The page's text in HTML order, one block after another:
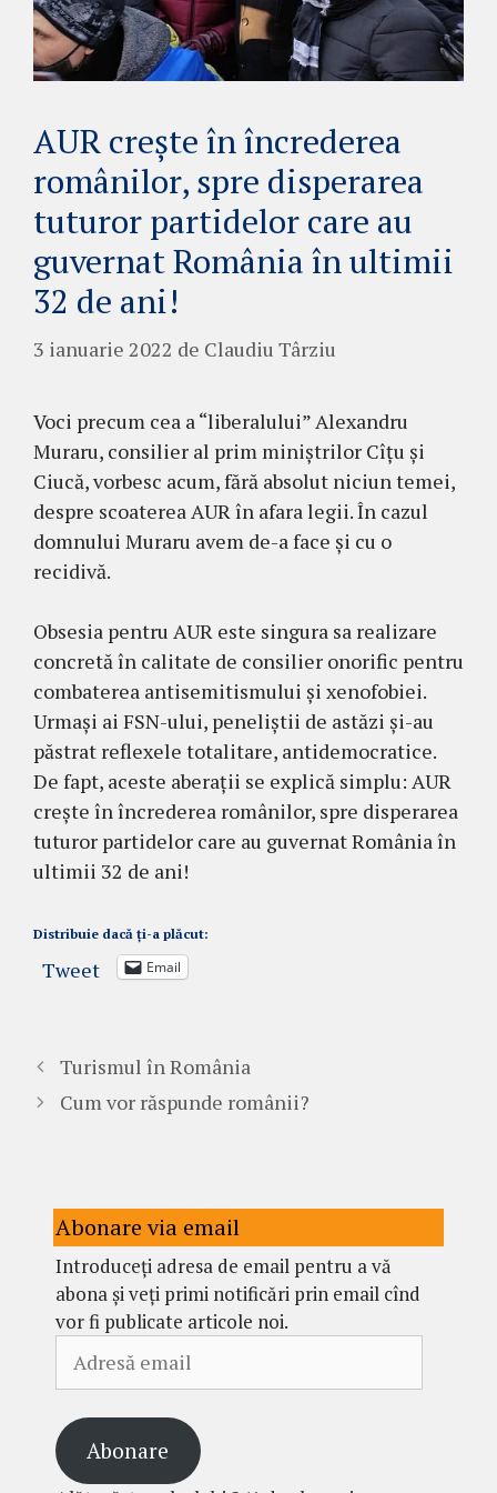
AUR crește în încrederea
românilor, spre disperarea
tuturor partidelor care au
guvernat România în ultimii
32 de ani!
3 ianuarie 2022 de Claudiu Târziu
Voci precum cea a “liberalului” Alexandru
Muraru, consilier al prim miniștrilor Cîțu și
Ciucă, vorbesc acum, fără absolut niciun temei,
despre scoaterea AUR în afara legii. În cazul
domnului Muraru avem de-a face și cu o
recidivă.
Obsesia pentru AUR este singura sa realizare
concretă în calitate de consilier onorific pentru
combaterea antisemitismului și xenofobiei.
Urmași ai FSN-ului, peneliștii de astăzi și-au
păstrat reflexele totalitare, antidemocratice.
De fapt, aceste aberații se explică simplu: AUR
crește în încrederea românilor, spre disperarea
tuturor partidelor care au guvernat România în
ultimii 32 de ani!
Distribuie dacă ți-a plăcut:
Tweet Email
Turismul în România
Cum vor răspunde românii?
Abonare via email
Introduceți adresa de email pentru a vă
abona și veți primi notificări prin email cînd
vor fi publicate articole noi.
email
Abonare